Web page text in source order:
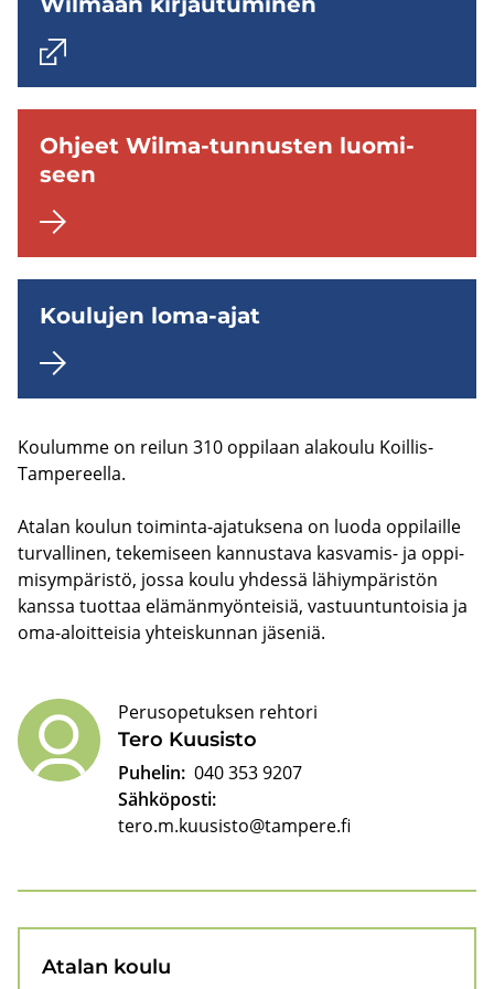
Oh­jeet Wilma-​tunnusten luo­mi­
seen
Kou­lu­jen loma-​ajat
Kou­lum­me on rei­lun 310 op­pi­laan ala­kou­lu Koillis-​
Tampereella.
Ata­lan kou­lun toiminta-​ajatuksena on luoda op­pi­lail­le
tur­val­li­nen, te­ke­mi­seen kan­nus­ta­va kasvamis-​ ja op­pi­
mi­sym­pä­ris­tö, jossa koulu yh­des­sä lä­hiym­pä­ris­tön
kans­sa tuot­taa elä­män­myön­tei­siä, vas­tuun­tun­toi­sia ja
oma-​aloitteisia yh­teis­kun­nan jä­se­niä.
Tero Kuusis­to
Perusopetuksen rehtori
Puhelin: 040 353 9207
Sähköposti:
tero.m.kuusisto@tampere.fi
Ata­lan koulu